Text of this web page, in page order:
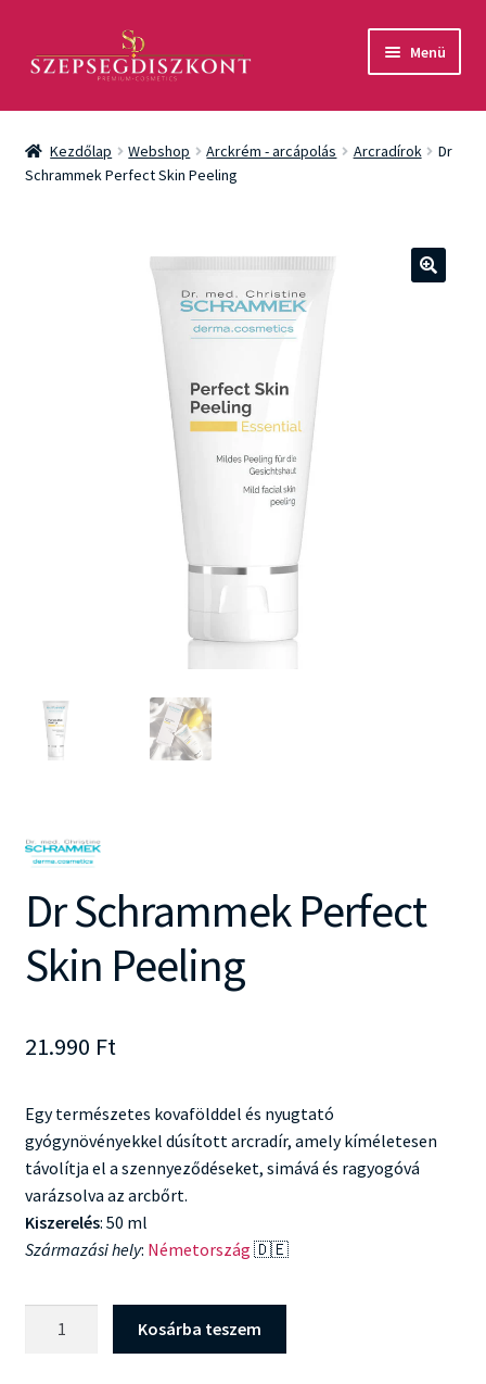
aa
Menü
Akció
Csomagok
Kezdőlap Webshop Arckrém - arcápolás Arcradírok
Dr
Schrammek Perfect Skin Peeling
Dr Schrammek Perfect
Skin Peeling
21.990 Ft
Egy természetes kovafölddel és nyugtató
gyógynövényekkel dúsított arcradír, amely kíméletesen
távolítja el a szennyeződéseket, simává és ragyogóvá
varázsolva az arcbőrt.
Kiszerelés: 50 ml
Származási hely: Németország 🇩🇪
Kosárba teszem